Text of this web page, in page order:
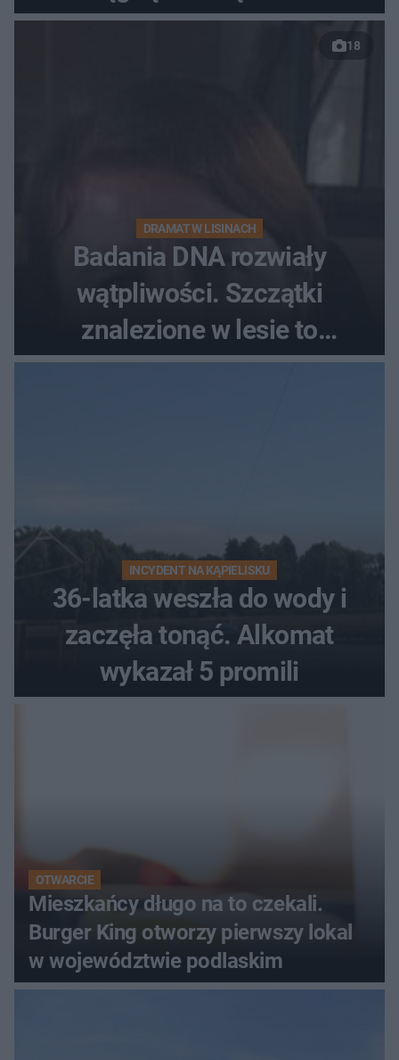
18
DRAMAT W LISINACH
Badania DNA rozwiały
wątpliwości. Szczątki
znalezione w lesie to
zaginiona Jowita Zielińska
INCYDENT NA KĄPIELISKU
36-latka weszła do wody i
zaczęła tonąć. Alkomat
wykazał 5 promili
OTWARCIE
Mieszkańcy długo na to czekali.
Burger King otworzy pierwszy lokal
w województwie podlaskim